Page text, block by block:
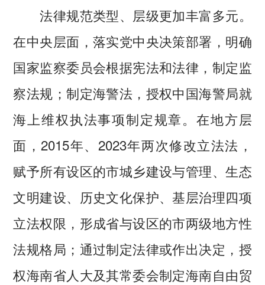
法律规范类型、层级更加丰富多元。
在中央层面，落实党中央决策部署，明确
国家监察委员会根据宪法和法律，制定监
察法规；制定海警法，授权中国海警局就
海上维权执法事项制定规章。在地方层
面，2015年、2023年两次修改立法法，
赋予所有设区的市城乡建设与管理、生态
文明建设、历史文化保护、基层治理四项
立法权限，形成省与设区的市两级地方性
法规格局；通过制定法律或作出决定，授
权海南省人大及其常委会制定海南自由贸